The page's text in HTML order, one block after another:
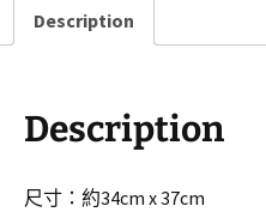
巾
妮
Description
Description
尺寸：約34cm x 37cm